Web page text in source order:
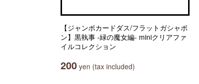
【ジャンボカードダス/フラットガシャポ
ン】黒執事 -緑の魔女編- miniクリアファ
イルコレクション
200 yen (tax included)